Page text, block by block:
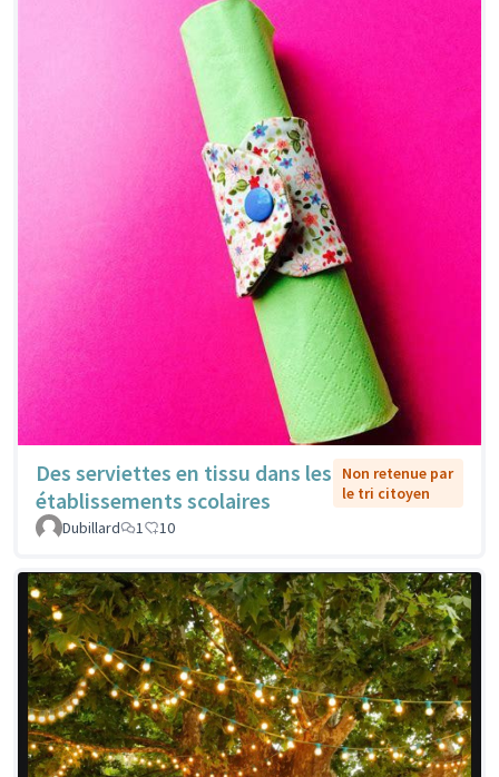
Des serviettes en tissu dans les
établissements scolaires
Non retenue par
le tri citoyen
Dubillard
1 10